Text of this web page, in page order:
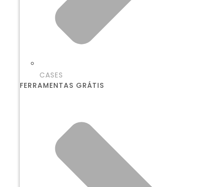
CASES
FERRAMENTAS GRÁTIS